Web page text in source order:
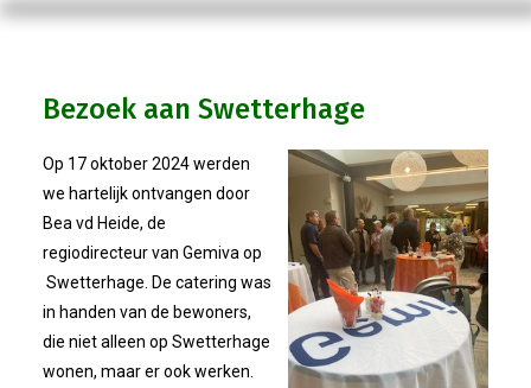
Organisatie
Bestuur
Statuten
Nieuws
Bezoek aan Swetterhage
Op 17 oktober 2024 werden
we hartelijk ontvangen door
Bea vd Heide, de
regiodirecteur van Gemiva op
Swetterhage. De catering was
in handen van de bewoners,
die niet alleen op Swetterhage
wonen, maar er ook werken.